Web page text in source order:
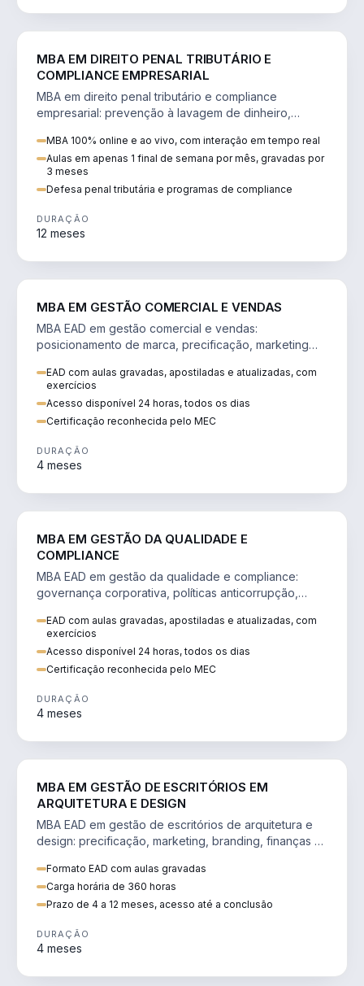
MBA EM DIREITO PENAL TRIBUTÁRIO E
COMPLIANCE EMPRESARIAL
MBA em direito penal tributário e compliance
empresarial: prevenção à lavagem de dinheiro,
MBA 100% online e ao vivo, com interação em tempo real
Aulas em apenas 1 final de semana por mês, gravadas por
3 meses
Defesa penal tributária e programas de compliance
DURAÇÃO
12 meses
MBA EM GESTÃO COMERCIAL E VENDAS
MBA EAD em gestão comercial e vendas:
posicionamento de marca, precificação, marketing
EAD com aulas gravadas, apostiladas e atualizadas, com
exercícios
Acesso disponível 24 horas, todos os dias
Certificação reconhecida pelo MEC
DURAÇÃO
4 meses
MBA EM GESTÃO DA QUALIDADE E
COMPLIANCE
MBA EAD em gestão da qualidade e compliance:
governança corporativa, políticas anticorrupção,
EAD com aulas gravadas, apostiladas e atualizadas, com
exercícios
Acesso disponível 24 horas, todos os dias
Certificação reconhecida pelo MEC
DURAÇÃO
4 meses
MBA EM GESTÃO DE ESCRITÓRIOS EM
ARQUITETURA E DESIGN
MBA EAD em gestão de escritórios de arquitetura e
design: precificação, marketing, branding, finanças e
Formato EAD com aulas gravadas
Carga horária de 360 horas
Prazo de 4 a 12 meses, acesso até a conclusão
DURAÇÃO
4 meses